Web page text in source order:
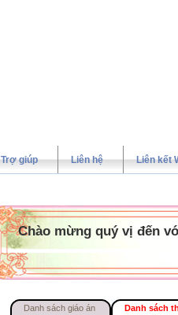
Trợ giúp Liên hệ Liên kết
Chào mừng quý vị đến
Danh sách giáo án Danh sách